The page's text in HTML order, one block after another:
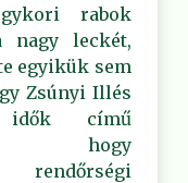
rabok
nagy leckét,
egyikük sem
Zsúnyi Illés
című
hogy